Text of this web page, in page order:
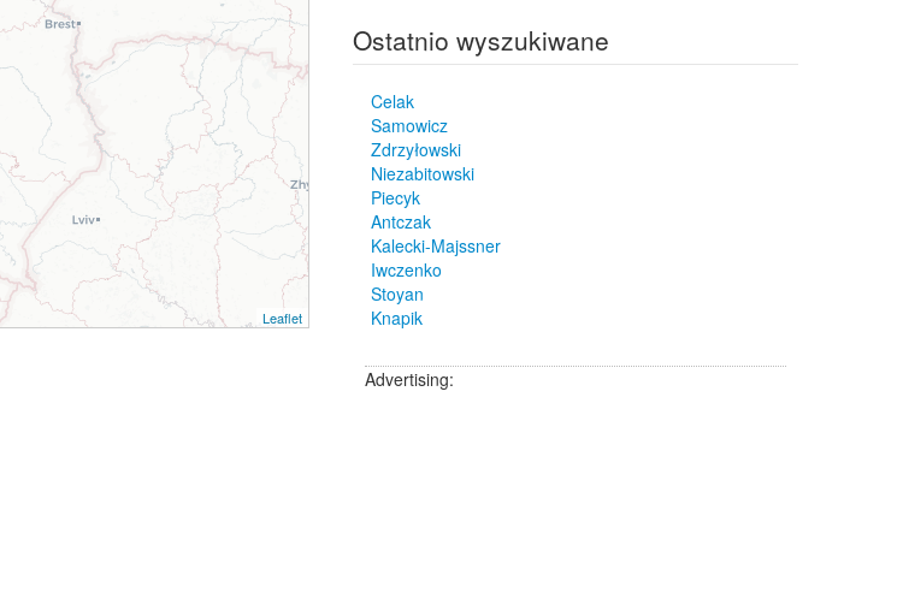
Leaflet
Ostatnio wyszukiwane
Celak
Samowicz
Zdrzyłowski
Niezabitowski
Piecyk
Antczak
Kalecki-Majssner
Iwczenko
Stoyan
Knapik
Advertising: